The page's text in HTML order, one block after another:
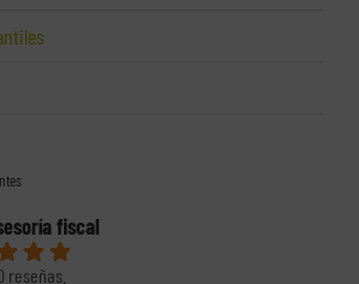
fiscal
reseñas.